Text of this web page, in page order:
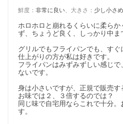
鮮度 ： 非常に良い、 大きさ ： 少し小さめ
ホロホロと崩れるくらいに柔ら
ず、ちょうど良く、しっかり中ま
グリルでもフライパンでも、す
仕上がりの方が私は好きです。
フライパンはみずみずしい感じ
ないです。
身は小さいですが、正規で販売
お味では２、３倍するのでは？
同じ味で自宅用ならこれで十分
す。